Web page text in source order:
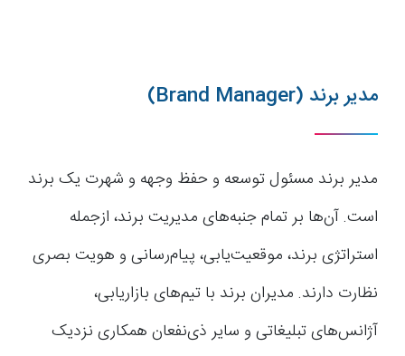
مدیر برند (Brand Manager)
مدیر برند مسئول توسعه و حفظ وجهه و شهرت یک برند
است. آن‌ها بر تمام جنبه‌های مدیریت برند، ازجمله
استراتژی برند، موقعیت‌یابی، پیام‌رسانی و هویت بصری
نظارت دارند. مدیران برند با تیم‌های بازاریابی،
آژانس‌های تبلیغاتی و سایر ذی‌نفعان همکاری نزدیک